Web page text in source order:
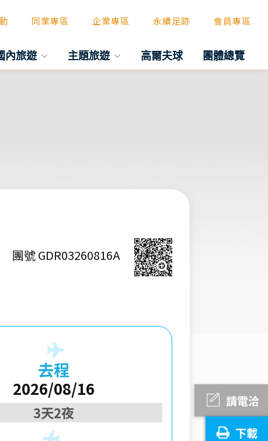
同業專區 企業專區 永續足跡 會員專區
內旅遊 主題旅遊 高爾夫球 團體總覽
請電洽
下載
團號 GDR03260816A
去程
2026/08/16
3天2夜